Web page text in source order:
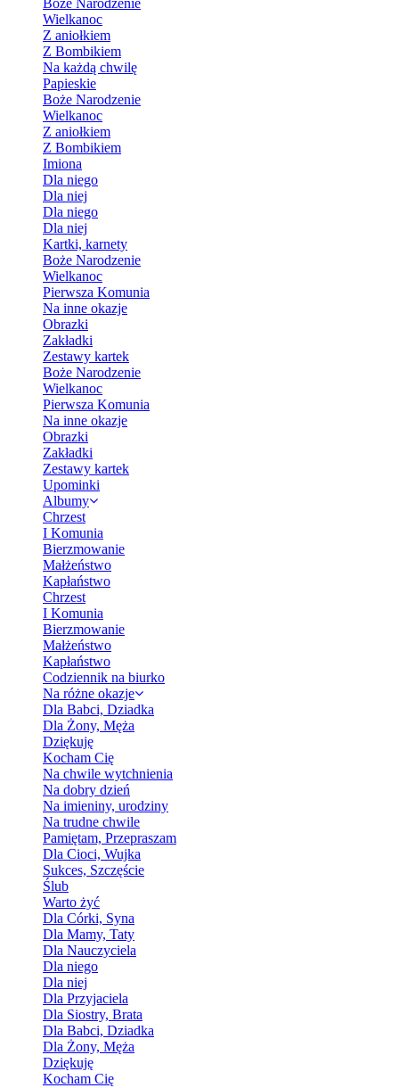
Boże Narodzenie
Wielkanoc
Z aniołkiem
Z Bombikiem
Na każdą chwilę
Papieskie
Boże Narodzenie
Wielkanoc
Z aniołkiem
Z Bombikiem
Imiona
Dla niego
Dla niej
Dla niego
Dla niej
Kartki, karnety
Boże Narodzenie
Wielkanoc
Pierwsza Komunia
Na inne okazje
Obrazki
Zakładki
Zestawy kartek
Boże Narodzenie
Wielkanoc
Pierwsza Komunia
Na inne okazje
Obrazki
Zakładki
Zestawy kartek
Upominki
Albumy
Chrzest
I Komunia
Bierzmowanie
Małżeństwo
Kapłaństwo
Chrzest
I Komunia
Bierzmowanie
Małżeństwo
Kapłaństwo
Codziennik na biurko
Na różne okazje
Dla Babci, Dziadka
Dla Żony, Męża
Dziękuję
Kocham Cię
Na chwile wytchnienia
Na dobry dzień
Na imieniny, urodziny
Na trudne chwile
Pamiętam, Przepraszam
Dla Cioci, Wujka
Sukces, Szczęście
Ślub
Warto żyć
Dla Córki, Syna
Dla Mamy, Taty
Dla Nauczyciela
Dla niego
Dla niej
Dla Przyjaciela
Dla Siostry, Brata
Dla Babci, Dziadka
Dla Żony, Męża
Dziękuję
Kocham Cię